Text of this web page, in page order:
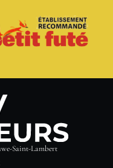
Saint-Lambert